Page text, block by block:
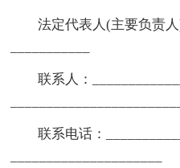
法定代表人(主要负责
联系人：
联系电话：